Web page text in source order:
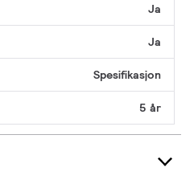
Ja
Ja
Spesifikasjon
5 år